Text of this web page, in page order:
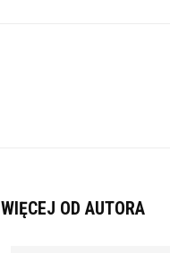
WIĘCEJ OD AUTORA